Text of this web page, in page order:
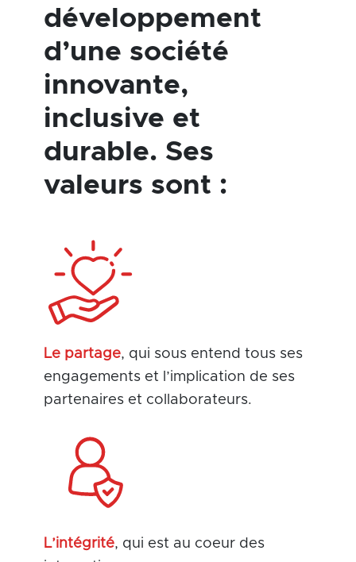
développement
d’une société
innovante,
inclusive et
durable. Ses
valeurs sont :
Le partage, qui sous entend tous ses
engagements et l’implication de ses
partenaires et collaborateurs.
L’intégrité, qui est au coeur des